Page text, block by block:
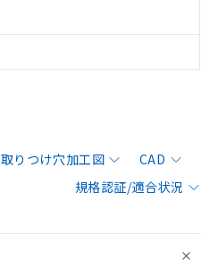
取りつけ穴加工図
CAD
規格認証/適合状況